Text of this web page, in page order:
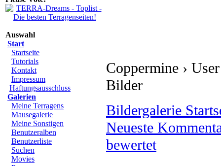
Auswahl
Start
Startseite
Tutorials
Kontakt
Impressum
Haftungsausschluss
Galerien
Meine Terragens
Mausegalerie
Meine Sonstigen
Benutzeralben
Benutzerliste
Suchen
Movies
Coppermine ›
Bilder
Bildergalerie
Neueste
bewertet